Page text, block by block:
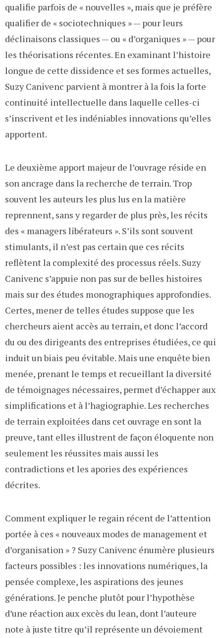
qualifie parfois de « nouvelles », mais que je préfère
qualifier de « sociotechniques » — pour leurs
déclinaisons classiques — ou « d’organiques » — pour
les théorisations récentes. En examinant l’histoire
longue de cette dissidence et ses formes actuelles,
Suzy Canivenc parvient à montrer à la fois la forte
continuité intellectuelle dans laquelle celles-ci
s’inscrivent et les indéniables innovations qu’elles
apportent.
Le deuxième apport majeur de l’ouvrage réside en
son ancrage dans la recherche de terrain. Trop
souvent les auteurs les plus lus en la matière
reprennent, sans y regarder de plus près, les récits
des « managers libérateurs ». S’ils sont souvent
stimulants, il n’est pas certain que ces récits
reflètent la complexité des processus réels. Suzy
Canivenc s’appuie non pas sur de belles histoires
mais sur des études monographiques approfondies.
Certes, mener de telles études suppose que les
chercheurs aient accès au terrain, et donc l’accord
du ou des dirigeants des entreprises étudiées, ce qui
induit un biais peu évitable. Mais une enquête bien
menée, prenant le temps et recueillant la diversité
de témoignages nécessaires, permet d’échapper aux
simplifications et à l’hagiographie. Les recherches
de terrain exploitées dans cet ouvrage en sont la
preuve, tant elles illustrent de façon éloquente non
seulement les réussites mais aussi les
contradictions et les apories des expériences
décrites.
Comment expliquer le regain récent de l’attention
portée à ces « nouveaux modes de management et
d’organisation » ? Suzy Canivenc énumère plusieurs
facteurs possibles : les innovations numériques, la
pensée complexe, les aspirations des jeunes
générations. Je penche plutôt pour l’hypothèse
d’une réaction aux excès du lean, dont l’auteure
note à juste titre qu’il représente un dévoiement